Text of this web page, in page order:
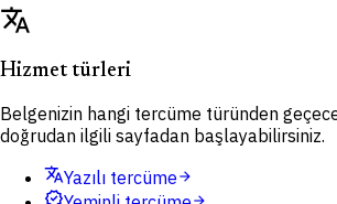
translate
Hizmet türleri
Belgenizin hangi tercüme türünden
doğrudan ilgili sayfadan başlayabilirsiniz.
translateYazılı tercümearrow_forward
verified arrow_forward